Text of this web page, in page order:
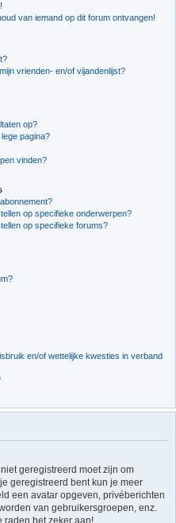
van iemand op dit forum ontvangen!
vrienden- en/of vijandenlijst?
op?
pagina?
vinden?
op specifieke onderwerpen?
op specifieke forums?
en/of wettelijke kwesties in verband
geregistreerd moet zijn om
geregistreerd bent kun je meer
een avatar opgeven, privéberichten
van gebruikersgroepen, enz.
raden het zeker aan!